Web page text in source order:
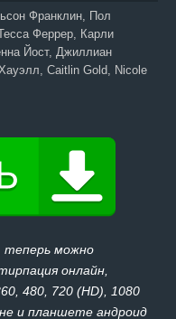
Франклин, Пол
Феррер, Карли
Йост, Джиллиан
Caitlin Gold, Nicole
теперь можно
онлайн,
480, 720 (HD), 1080
и планшете андроид